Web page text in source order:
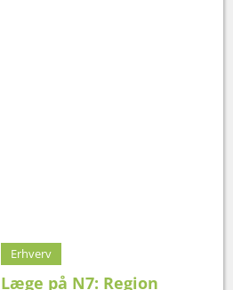
Erhverv
Læge på N7: Region